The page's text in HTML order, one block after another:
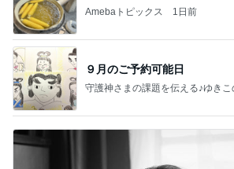
Amebaトピックス 1日前
９月のご予約可能日
守護神さまの課題を伝える♪ゆきこ